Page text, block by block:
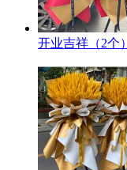
开业吉祥（2个）